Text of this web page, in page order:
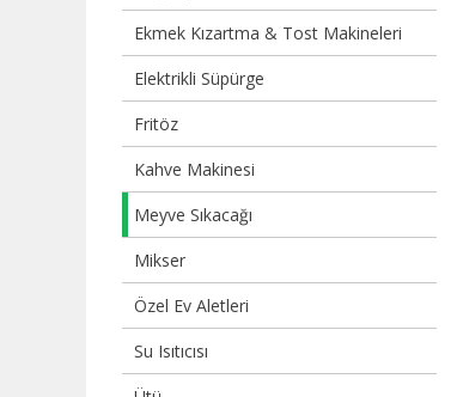
Ekmek Kızartma & Tost Makineleri
Elektrikli Süpürge
Fritöz
Kahve Makinesi
Meyve Sıkacağı
Mikser
Özel Ev Aletleri
Su Isıtıcısı